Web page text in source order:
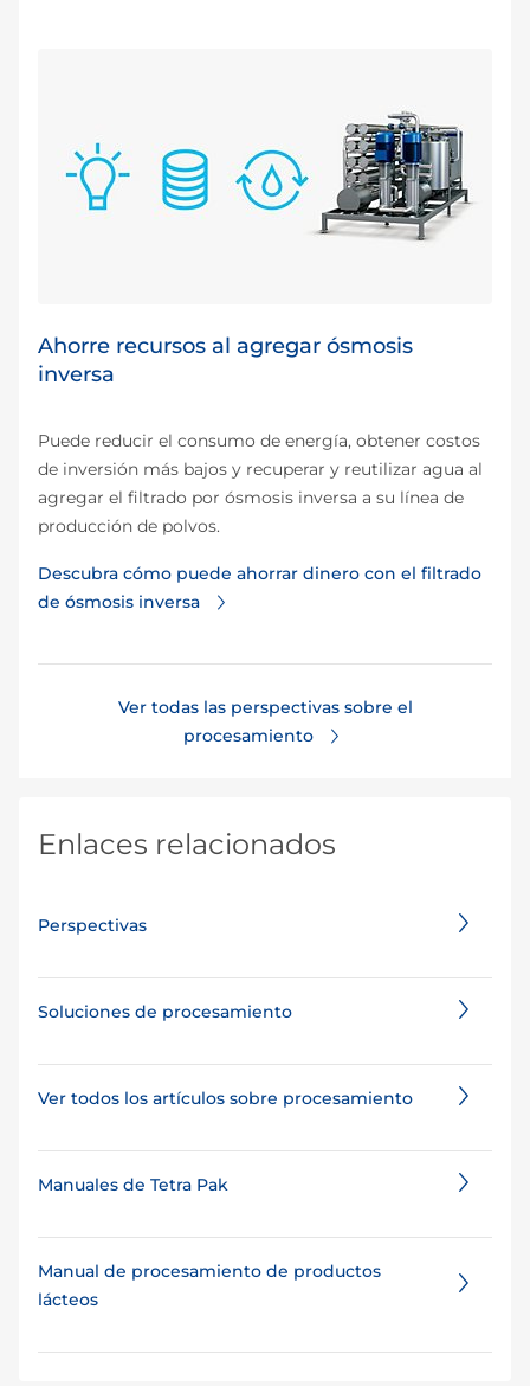
Ahorre recursos al agregar ósmosis
inversa
Puede reducir el consumo de energía, obtener costos
de inversión más bajos y recuperar y reutilizar agua al
agregar el filtrado por ósmosis inversa a su línea de
producción de polvos.
Descubra cómo puede ahorrar dinero con el filtrado
de ósmosis inversa
Ver todas las perspectivas sobre el
procesamiento
Enlaces relacionados
Perspectivas
Soluciones de procesamiento
Ver todos los artículos sobre procesamiento
Manuales de Tetra Pak
Manual de procesamiento de productos
lácteos